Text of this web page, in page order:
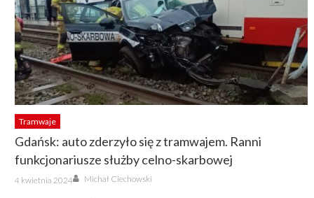
Tramwaje
Gdańsk: auto zderzyło się z tramwajem. Ranni
funkcjonariusze służby celno-skarbowej
Posted
on
4 kwietnia 2024 Author
Michał Ciechowski